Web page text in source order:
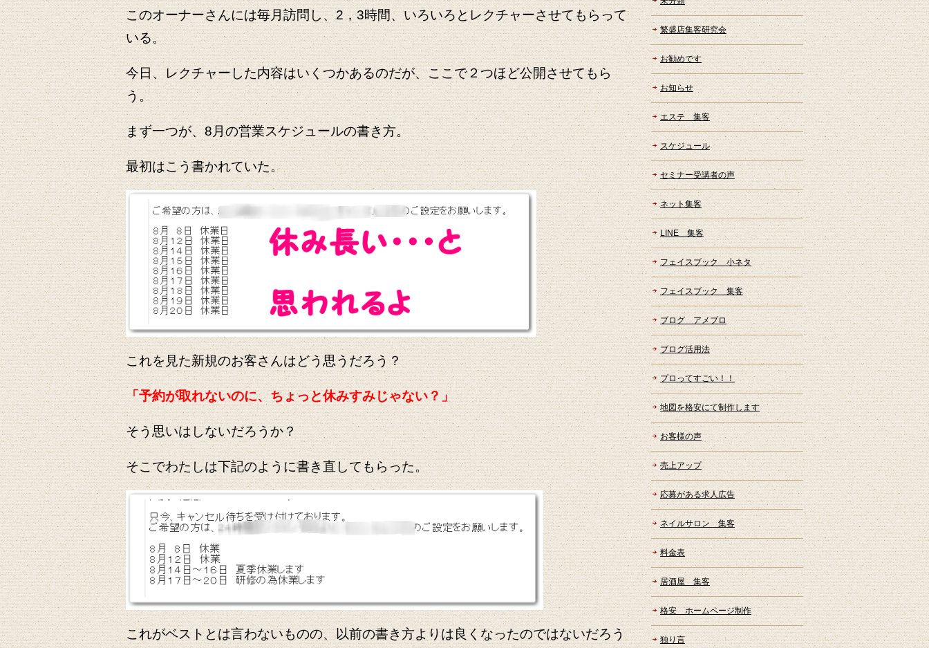
このオーナーさんには毎月訪問し、2，3時間、いろいろとレクチャーさせてもらって
いる。
今日、レクチャーした内容はいくつかあるのだが、ここで２つほど公開させてもら
う。
まず一つが、8月の営業スケジュールの書き方。
最初はこう書かれていた。
これを見た新規のお客さんはどう思うだろう？
「予約が取れないのに、ちょっと休みすみじゃない？」
そう思いはしないだろうか？
そこでわたしは下記のように書き直してもらった。
これがベストとは言わないものの、以前の書き方よりは良くなったのではないだろう
繁盛店集客研究会
お勧めです
お知らせ
エステ 集客
スケジュール
セミナー受講者の声
ネット集客
LINE 集客
フェイスブック 小ネタ
フェイスブック 集客
ブログ アメブロ
ブログ活用法
プロってすごい！！
地図を格安にて制作します
お客様の声
売上アップ
応募がある求人広告
ネイルサロン 集客
料金表
居酒屋 集客
格安 ホームページ制作
独り言